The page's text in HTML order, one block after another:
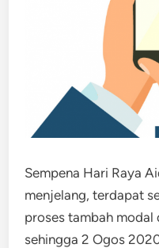
Sempena Hari Raya
menjelang, terdapat
proses tambah
sehingga 2 Ogos